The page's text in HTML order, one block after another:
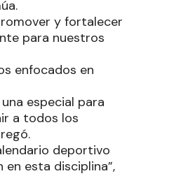
y fortalecer
para nuestros
enfocados en
especial para
a todos los
deportivo
esta disciplina”,